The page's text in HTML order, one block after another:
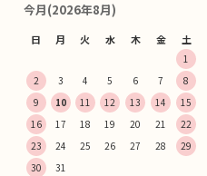
今月(2026年8月)
日 月 火 水 木 金 土
1
2
3 4 5 6 7
8
9
10 11 12 13 14
15
16
17 18 19 20 21
22
23
24 25 26 27 28
29
30
31